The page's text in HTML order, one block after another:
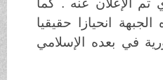
انحيازا حقيقيا
في بعده الإسلامي